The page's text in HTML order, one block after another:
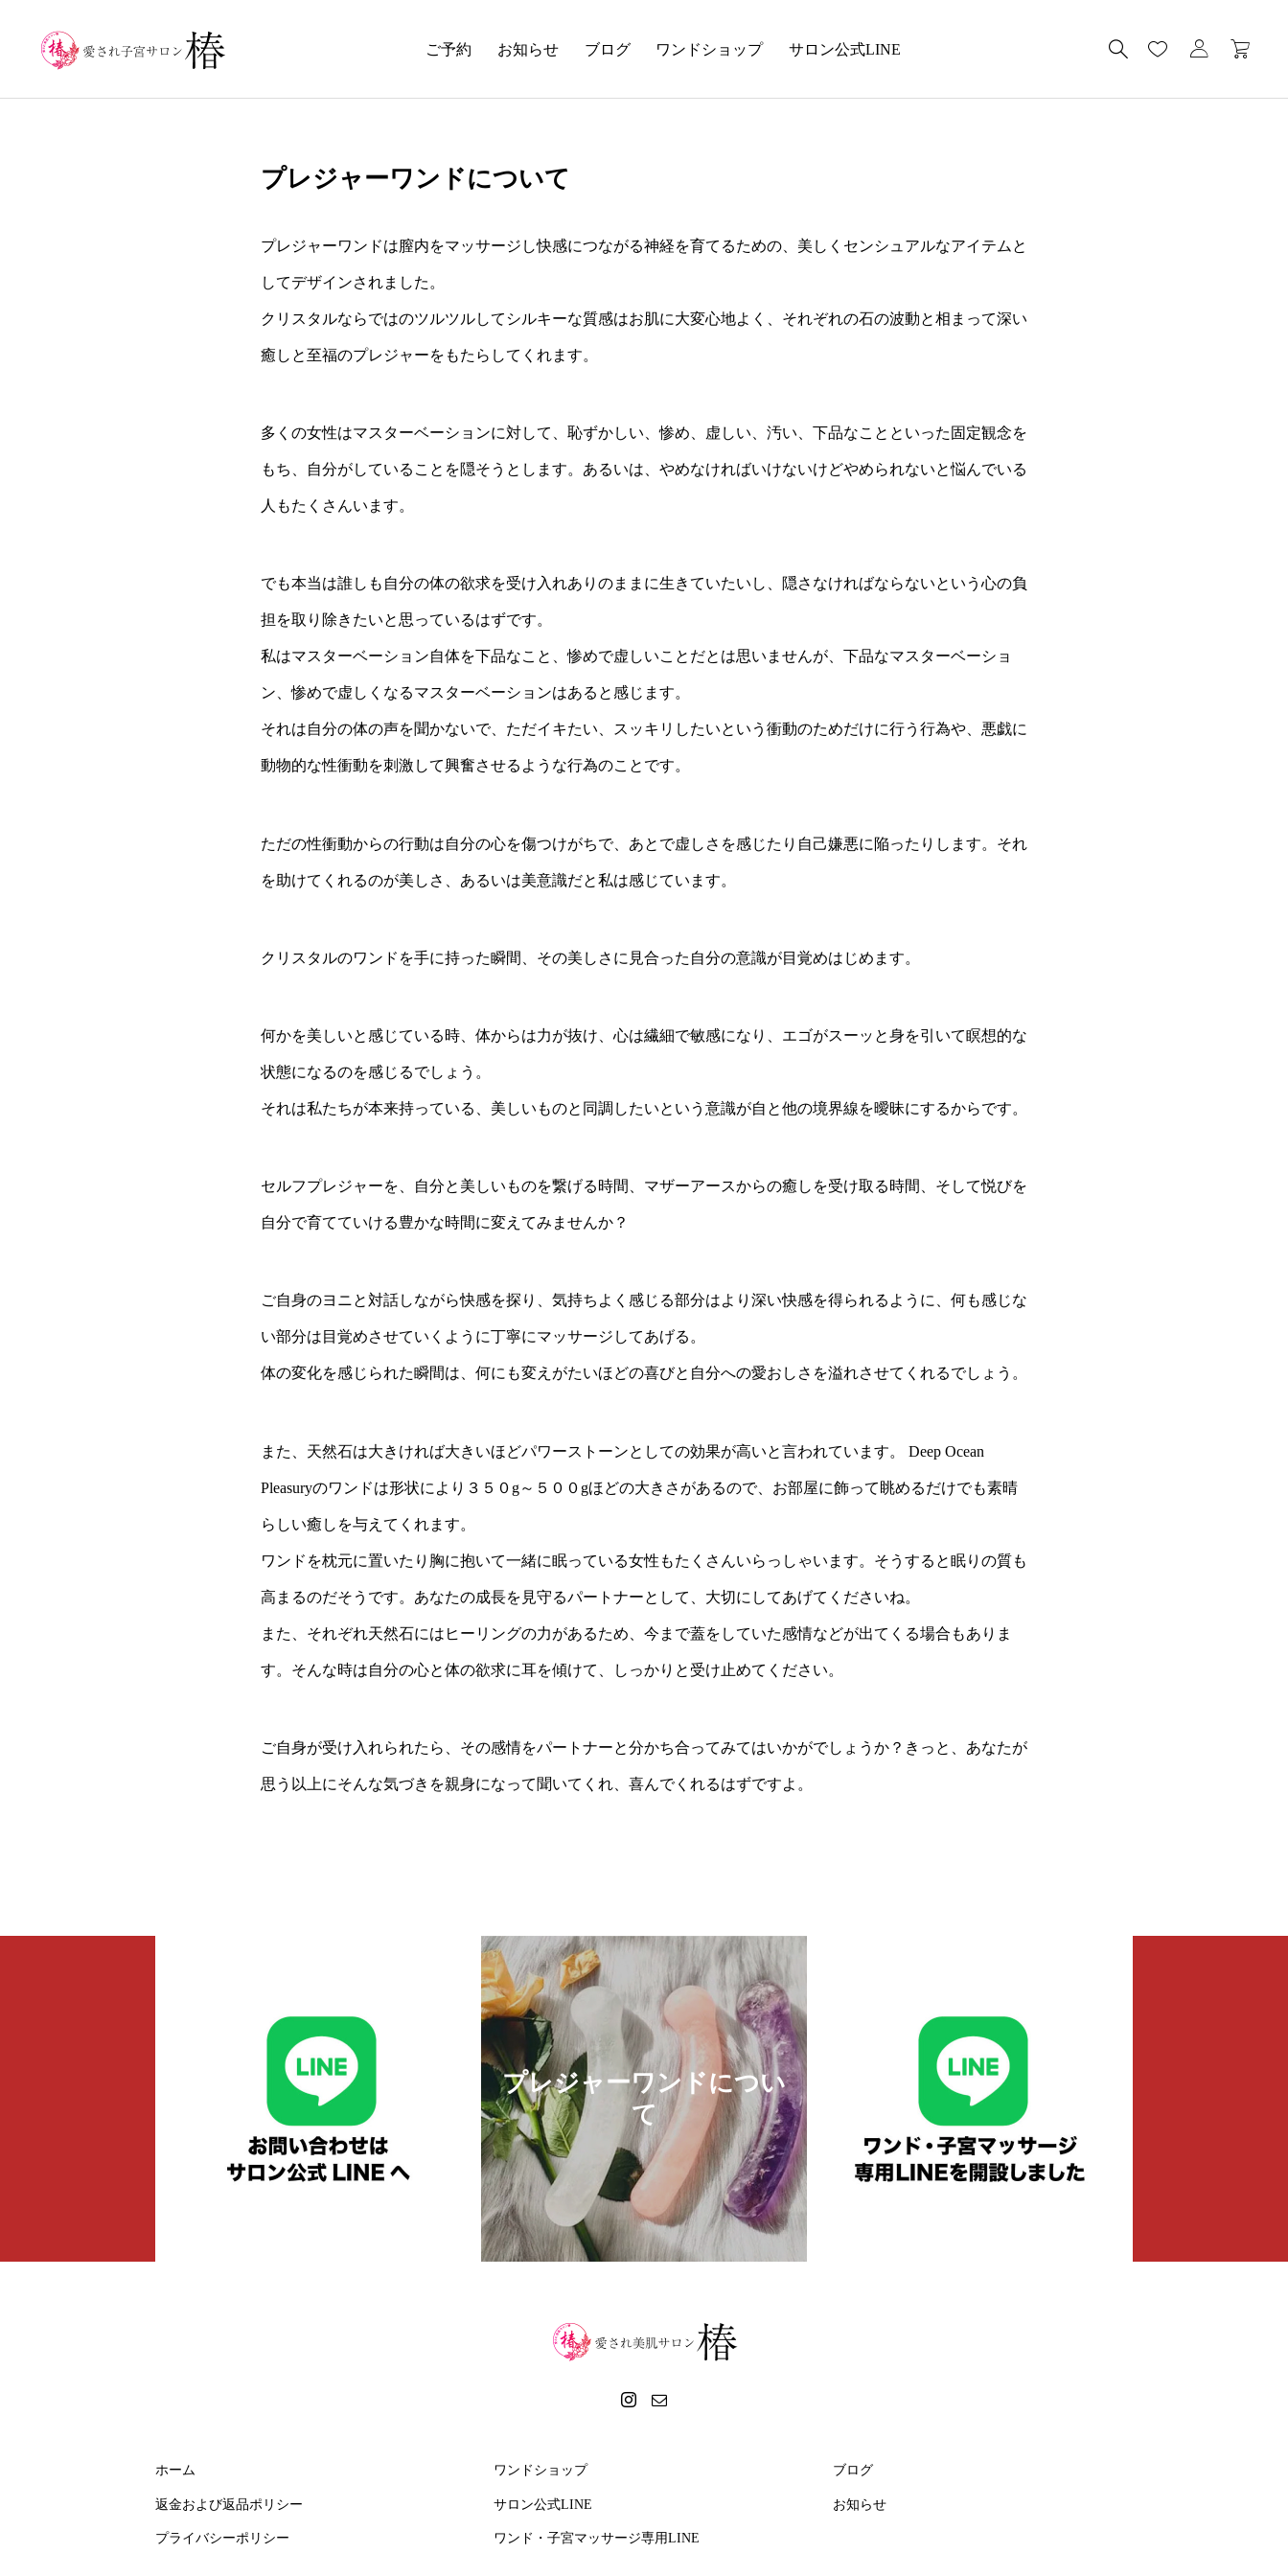
ご予約 お知らせ ブログ ワンドショップ サロン公式LINE
プレジャーワンドについて
プレジャーワンドは膣内をマッサージし快感につながる神経を育てるための、美しくセンシュアルなアイテムと
してデザインされました。
クリスタルならではのツルツルしてシルキーな質感はお肌に大変心地よく、それぞれの石の波動と相まって深い
癒しと至福のプレジャーをもたらしてくれます。
多くの女性はマスターベーションに対して、恥ずかしい、惨め、虚しい、汚い、下品なことといった固定観念を
もち、自分がしていることを隠そうとします。あるいは、やめなければいけないけどやめられないと悩んでいる
人もたくさんいます。
でも本当は誰しも自分の体の欲求を受け入れありのままに生きていたいし、隠さなければならないという心の負
担を取り除きたいと思っているはずです。
私はマスターベーション自体を下品なこと、惨めで虚しいことだとは思いませんが、下品なマスターベーショ
ン、惨めで虚しくなるマスターベーションはあると感じます。
それは自分の体の声を聞かないで、ただイキたい、スッキリしたいという衝動のためだけに行う行為や、悪戯に
動物的な性衝動を刺激して興奮させるような行為のことです。
ただの性衝動からの行動は自分の心を傷つけがちで、あとで虚しさを感じたり自己嫌悪に陥ったりします。それ
を助けてくれるのが美しさ、あるいは美意識だと私は感じています。
クリスタルのワンドを手に持った瞬間、その美しさに見合った自分の意識が目覚めはじめます。
何かを美しいと感じている時、体からは力が抜け、心は繊細で敏感になり、エゴがスーッと身を引いて瞑想的な
状態になるのを感じるでしょう。
それは私たちが本来持っている、美しいものと同調したいという意識が自と他の境界線を曖昧にするからです。
セルフプレジャーを、自分と美しいものを繋げる時間、マザーアースからの癒しを受け取る時間、そして悦びを
自分で育てていける豊かな時間に変えてみませんか？
ご自身のヨニと対話しながら快感を探り、気持ちよく感じる部分はより深い快感を得られるように、何も感じな
い部分は目覚めさせていくように丁寧にマッサージしてあげる。
体の変化を感じられた瞬間は、何にも変えがたいほどの喜びと自分への愛おしさを溢れさせてくれるでしょう。
また、天然石は大きければ大きいほどパワーストーンとしての効果が高いと言われています。 Deep Ocean
Pleasuryのワンドは形状により３５０g～５００gほどの大きさがあるので、お部屋に飾って眺めるだけでも素晴
らしい癒しを与えてくれます。
ワンドを枕元に置いたり胸に抱いて一緒に眠っている女性もたくさんいらっしゃいます。そうすると眠りの質も
高まるのだそうです。あなたの成長を見守るパートナーとして、大切にしてあげてくださいね。
また、それぞれ天然石にはヒーリングの力があるため、今まで蓋をしていた感情などが出てくる場合もありま
す。そんな時は自分の心と体の欲求に耳を傾けて、しっかりと受け止めてください。
ご自身が受け入れられたら、その感情をパートナーと分かち合ってみてはいかがでしょうか？きっと、あなたが
思う以上にそんな気づきを親身になって聞いてくれ、喜んでくれるはずですよ。
プレジャーワンドについ
て
ホーム
返金および返品ポリシー
プライバシーポリシー
ワンドショップ
サロン公式LINE
ワンド・子宮マッサージ専用LINE
ブログ
お知らせ